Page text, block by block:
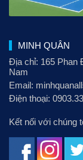
MINH QUÂN
Địa chỉ: 165 Phan
Nam
Email:
Điện thoại:
Kết nối với chúng